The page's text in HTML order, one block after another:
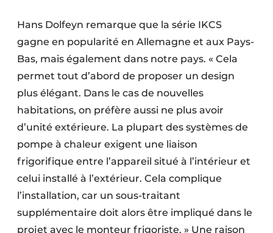
Hans Dolfeyn remarque que la série IKCS
gagne en popularité en Allemagne et aux Pays-
Bas, mais également dans notre pays. « Cela
permet tout d’abord de proposer un design
plus élégant. Dans le cas de nouvelles
habitations, on préfère aussi ne plus avoir
d’unité extérieure. La plupart des systèmes de
pompe à chaleur exigent une liaison
frigorifique entre l’appareil situé à l’intérieur et
celui installé à l’extérieur. Cela complique
l’installation, car un sous-traitant
supplémentaire doit alors être impliqué dans le
projet avec le monteur frigoriste. » Une raison